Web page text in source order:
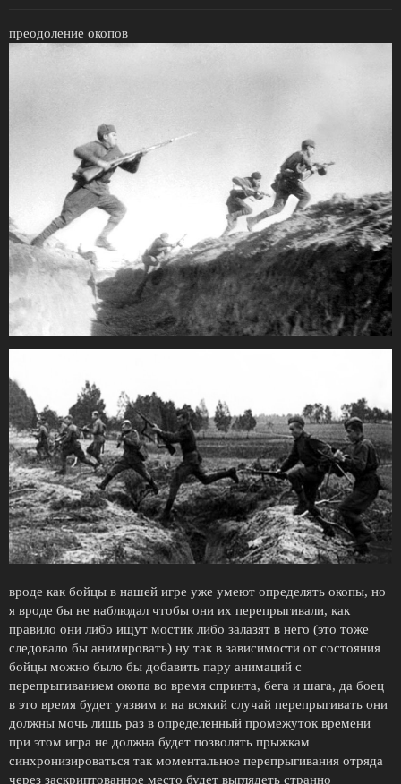
преодоление окопов
вроде как бойцы в нашей игре уже умеют определять окопы, но
я вроде бы не наблюдал чтобы они их перепрыгивали, как
правило они либо ищут мостик либо залазят в него (это тоже
следовало бы анимировать) ну так в зависимости от состояния
бойцы можно было бы добавить пару анимаций с
перепрыгиванием окопа во время спринта, бега и шага, да боец
в это время будет уязвим и на всякий случай перепрыгивать они
должны мочь лишь раз в определенный промежуток времени
при этом игра не должна будет позволять прыжкам
синхронизироваться так моментальное перепрыгивания отряда
через заскриптованное место будет выглядеть странно